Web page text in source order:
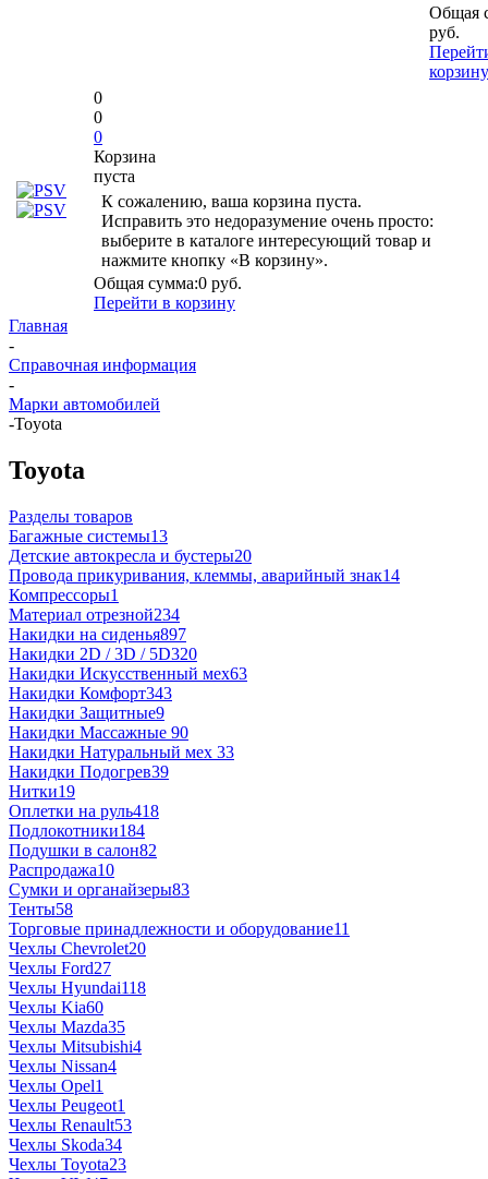
Общая
руб.
корзину
0
0
0
Корзина
пуста
К сожалению, ваша корзина пуста.
Исправить это недоразумение очень просто:
выберите в каталоге интересующий товар и
нажмите кнопку «В корзину».
Общая сумма:0 руб.
Перейти в корзину
Главная
-
Справочная информация
-
Марки автомобилей
-Toyota
Toyota
Разделы товаров
Багажные системы13
Детские автокресла и бустеры20
Провода прикуривания, клеммы, аварийный знак14
Компрессоры1
Материал отрезной234
Накидки на сиденья897
Накидки 2D / 3D / 5D320
Накидки Искусственный мех63
Накидки Комфорт343
Накидки Защитные9
Накидки Массажные 90
Накидки Натуральный мех 33
Накидки Подогрев39
Нитки19
Оплетки на руль418
Подлокотники184
Подушки в салон82
Распродажа10
Сумки и органайзеры83
Тенты58
Торговые принадлежности и оборудование11
Чехлы Chevrolet20
Чехлы Ford27
Чехлы Hyundai118
Чехлы Kia60
Чехлы Mazda35
Чехлы Mitsubishi4
Чехлы Nissan4
Чехлы Opel1
Чехлы Peugeot1
Чехлы Renault53
Чехлы Skoda34
Чехлы Toyota23